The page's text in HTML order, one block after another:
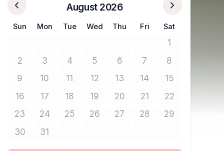
August 2026
Sun Mon Tue Wed Thu Fri Sat
1No tickets
2No tickets available
3No tickets available
4No tickets available
5No tickets available
6No tickets available
7No tickets available
8No tickets
9No tickets available
10No tickets available
11No tickets available
12No tickets available
13No tickets available
14No tickets available
15No tickets
16No tickets available
17No tickets available
18No tickets available
19No tickets available
20No tickets available
21No tickets available
22No tickets
23No tickets available
24No tickets available
25No tickets available
26No tickets available
27No tickets available
28No tickets available
29No tickets
30No tickets available
31No tickets available